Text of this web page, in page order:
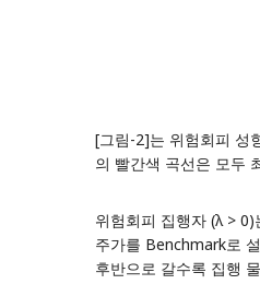
[그림-2]는 위험회피 성
의 빨간색 곡선은 모두
위험회피 집행자 (λ >
주가를 Benchmark로
후반으로 갈수록 집행